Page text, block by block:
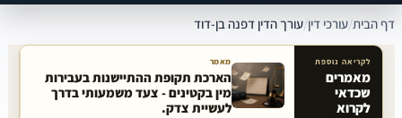
דף הבית/עורכי דין/עורך הדין דפנה בן-דוד
מאמרים קשורים באתר
לקריאה נוספת
מאמרים
שכדאי
לקרוא
מאמר
הארכת תקופת ההתיישנות בעבירות
מין בקטינים - צעד משמעותי בדרך
לעשיית צדק.